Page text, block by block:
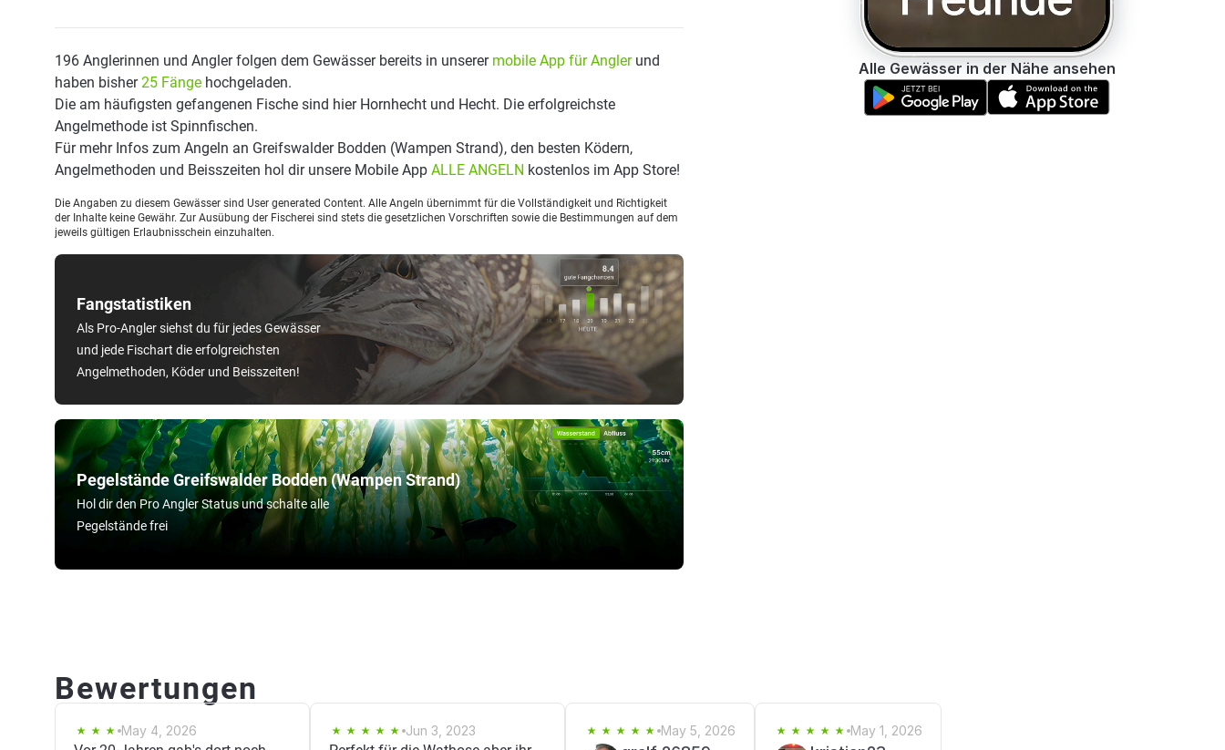
Pegelstände Greifswalder Bodden (Wampen Strand)
Hol dir den Pro Angler Status und schalte alle
Pegelstände frei
Fangstatistiken
Als Pro-Angler siehst du für jedes Gewässer
und jede Fischart die erfolgreichsten
Angelmethoden, Köder und Beisszeiten!
196 Anglerinnen und Angler folgen dem Gewässer bereits in unserer mobile App für Anglerund
haben bisher25 Fänge hochgeladen.
Die am häufigsten gefangenen Fische sind hier Hornhecht und Hecht. Die erfolgreichste
Angelmethode ist Spinnfischen.
Für mehr Infos zum Angeln an Greifswalder Bodden (Wampen Strand), den besten Ködern,
Angelmethoden und Beisszeiten hol dir unsere Mobile App ALLE ANGELN kostenlos im App Store!
Die Angaben zu diesem Gewässer sind User generated Content. Alle Angeln übernimmt für die Vollständigkeit und Richtigkeit
der Inhalte keine Gewähr. Zur Ausübung der Fischerei sind stets die gesetzlichen Vorschriften sowie die Bestimmungen auf dem
jeweils gültigen Erlaubnisschein einzuhalten.
Alle Gewässer in der Nähe ansehen
Bewertungen
May 4, 2026 Jun 3, 2023 May 5, 2026 May 1, 2026